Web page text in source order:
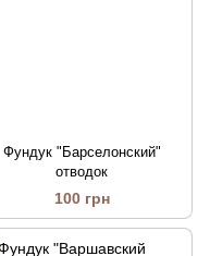
Фундук "Барселонский"
отводок
100 грн